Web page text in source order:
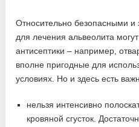
Относительно безопасными
для лечения альвеолита
антисептики – например,
вполне пригодные для
условиях. Но и здесь есть
нельзя интенсивно
кровяной сгусток.